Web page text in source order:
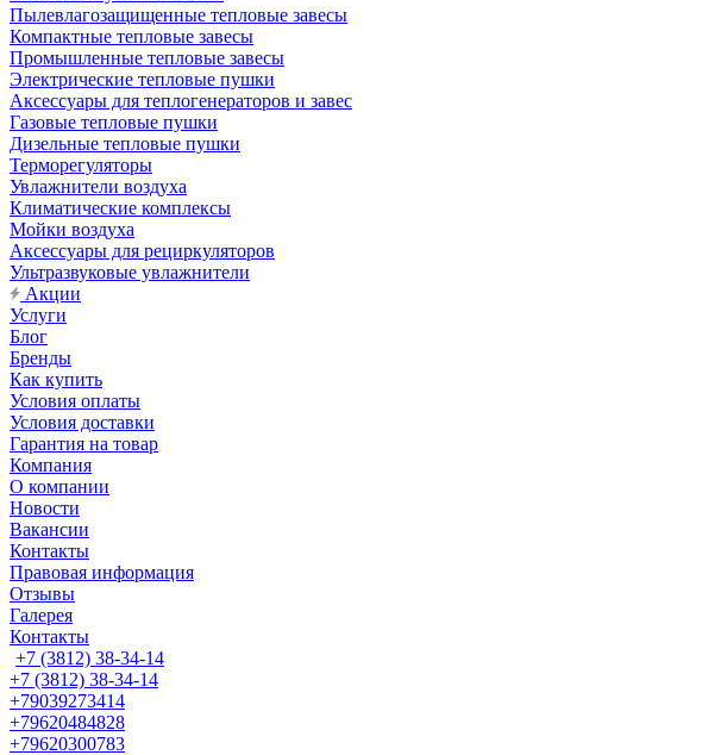
Пылевлагозащищенные тепловые завесы
Компактные тепловые завесы
Промышленные тепловые завесы
Электрические тепловые пушки
Аксессуары для теплогенераторов и завес
Газовые тепловые пушки
Дизельные тепловые пушки
Терморегуляторы
Увлажнители воздуха
Климатические комплексы
Мойки воздуха
Аксессуары для рециркуляторов
Ультразвуковые увлажнители
Акции
Услуги
Блог
Бренды
Как купить
Условия оплаты
Условия доставки
Гарантия на товар
Компания
О компании
Новости
Вакансии
Контакты
Правовая информация
Отзывы
Галерея
Контакты
+7 (3812) 38-34-14
+7 (3812) 38-34-14
+79039273414
+79620484828
+79620300783